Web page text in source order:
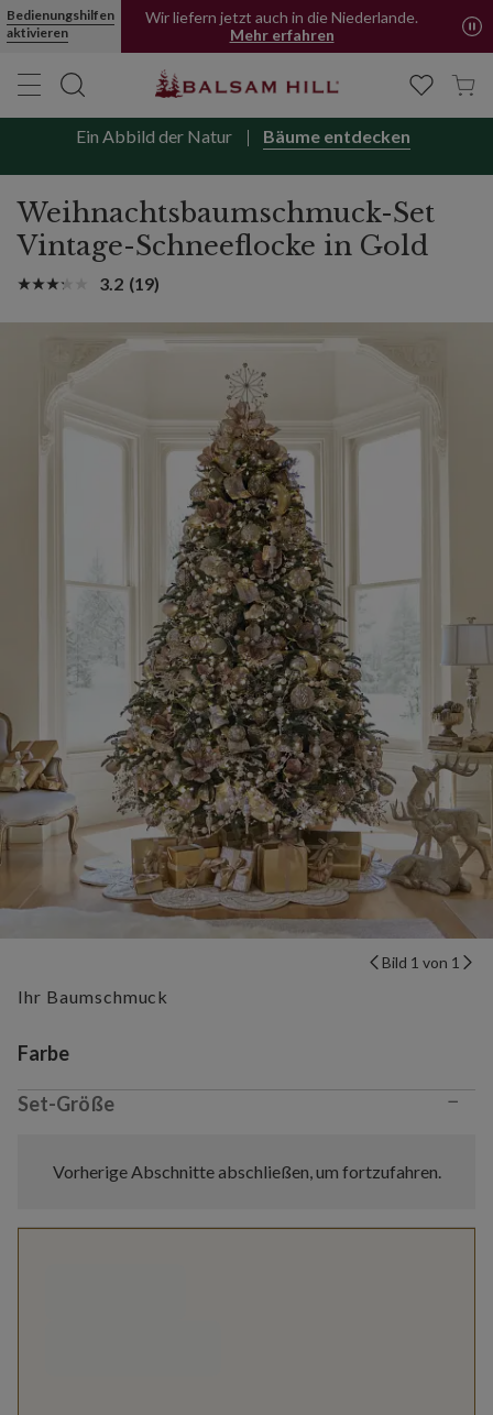
Bedienungshilfen
aktivieren
Wir liefern jetzt auch in die Niederlande.
Mehr erfahren
Ein Abbild der Natur Bäume entdecken
Weihnachtsbaumschmuck-Set
Vintage-Schneeflocke in Gold
3.2 (19)
Bild 1 von 1
Ihr Baumschmuck
Variant selection
Farbe
Set-Größe −
Vorherige Abschnitte abschließen, um fortzufahren.